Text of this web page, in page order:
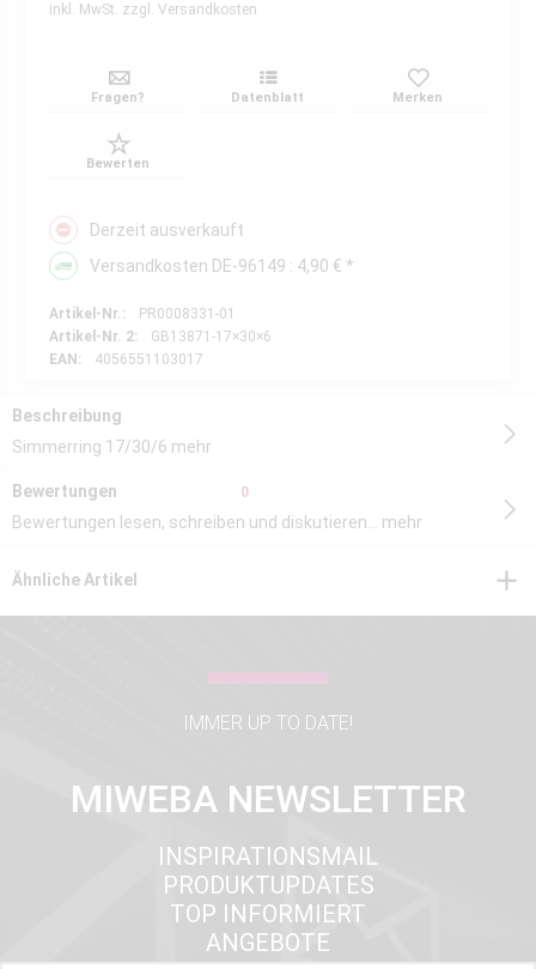
inkl. MwSt. zzgl. Versandkosten
Fragen? Datenblatt Merken
Bewerten
Derzeit ausverkauft
Versandkosten DE-96149 : 4,90 € *
Artikel-Nr.:
PR0008331-01
Artikel-Nr. 2:
GB13871-17×30×6
EAN:
4056551103017
Beschreibung
Simmerring 17/30/6 mehr
Bewertungen 0
Bewertungen lesen, schreiben und diskutieren... mehr
Ähnliche Artikel
IMMER UP TO DATE!
MIWEBA NEWSLETTER
INSPIRATIONSMAIL
PRODUKTUPDATES
TOP INFORMIERT
ANGEBOTE